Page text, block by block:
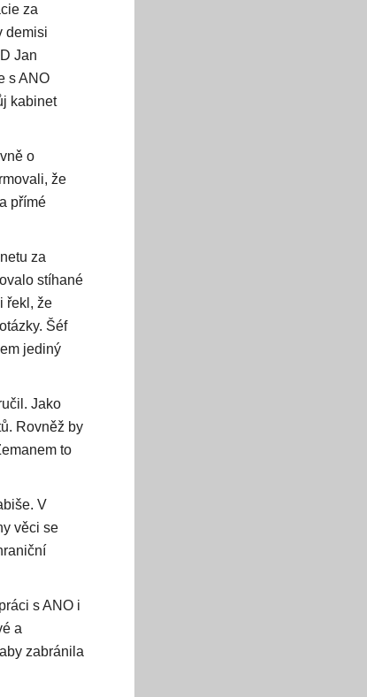
za
demisi
Jan
s ANO
kabinet
o
že
přímé
za
stíhané
řekl, že
Šéf
jediný
Jako
Rovněž by
to
V
věci se
s ANO i
a
zabránila